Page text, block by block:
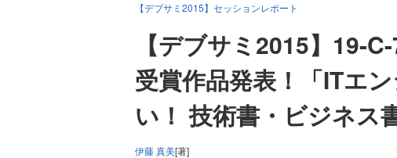
【デブサミ2015】セッションレポート
【デブサミ2015】19-
受賞作品発表！「ITエ
い！ 技術書・ビジネス
伊藤 真美[著]